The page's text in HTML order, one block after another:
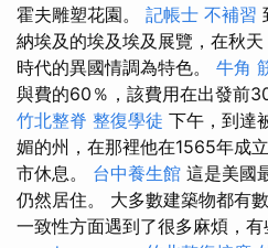
霍夫雕塑花園。 記帳士 不補習
納埃及的埃及埃及展覽，在秋
時代的異國情調為特色。 牛角
與費的60％，該費用在出發前
竹北整脊 整復學徒 下午，到達
媚的州，在那裡他在1565年成
市休息。 台中養生館 這是美國
仍然居住。 大多數建築物都有
一致性方面遇到了很多麻煩，有